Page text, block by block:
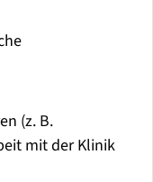
(z. B.
mit der Klinik